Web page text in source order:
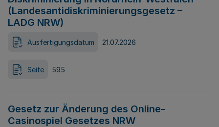
(Landesantidiskriminierungsgesetz –
LADG NRW)
Ausfertigungsdatum 21.07.2026
Seite 595
Gesetz zur Änderung des Online-
Casinospiel Gesetzes NRW